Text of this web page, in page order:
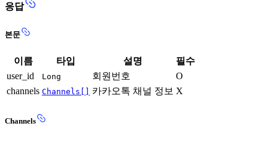
응답
본문
이름 타입 설명
필수
user_id
Long 회원번호
O
channels Channels[] 카카오톡 채널 정보 X
Channels